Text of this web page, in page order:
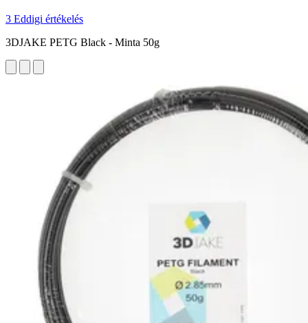
3 Eddigi értékelés
3DJAKE PETG Black - Minta 50g